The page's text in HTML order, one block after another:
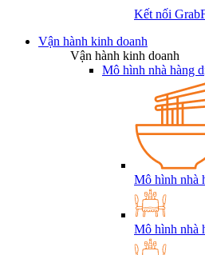
Kết nối
Vận hành kinh doanh
Vận hành kinh doanh
Mô hình nhà hàng
Mô hình nhà
Mô hình nhà